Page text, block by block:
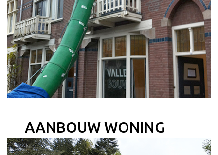
AANBOUW WONING